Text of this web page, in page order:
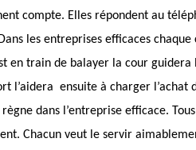
compte. Elles répondent au
les entreprises efficaces
en train de balayer la cour
l’aidera ensuite à charger l’achat
dans l’entreprise efficace.
Chacun veut le servir